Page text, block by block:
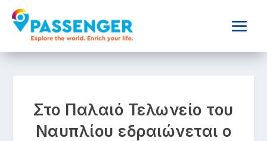
Στο Παλαιό Τελωνείο του
Ναυπλίου εδραιώνεται ο